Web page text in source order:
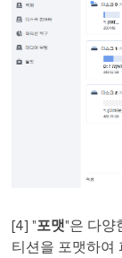
[4] "포맷"은 다양
티션을 포맷하여